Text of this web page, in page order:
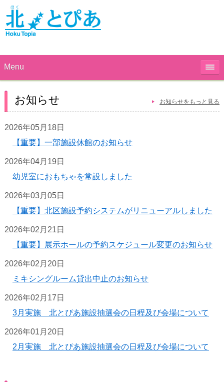
Menu
お知らせ
2026年05月18日
【重要】一部施設休館のお知らせ
2026年04月19日
幼児室におもちゃを常設しました
2026年03月05日
【重要】北区施設予約システムがリニューアルしました
2026年02月21日
【重要】展示ホールの予約スケジュール変更のお知らせ
2026年02月20日
ミキシングルーム貸出中止のお知らせ
2026年02月17日
3月実施 北とぴあ施設抽選会の日程及び会場について
2026年01月20日
2月実施 北とぴあ施設抽選会の日程及び会場について
お知らせをもっと見る